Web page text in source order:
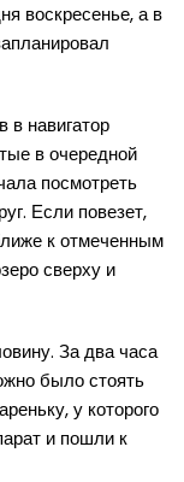
воскресенье, а в
в навигатор
в очередной
посмотреть
Если повезет,
к отмеченным
сверху и
За два часа
было стоять
у которого
и пошли к